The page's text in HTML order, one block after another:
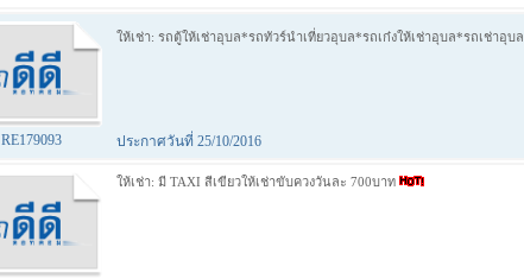
ให้เช่า: รถตู้ให้เช่าอุบล*รถทัวร์นำเที่ยวอุบล*รถเก๋งให้เช่าอุบล*รถเช่าอุบล
RE179093 ประกาศวันที่ 25/10/2016
ให้เช่า: มี TAXI สีเขียวให้เช่าขับควงวันละ 700บาท